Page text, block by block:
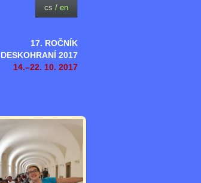
17. ROČNÍK
DESKOHRANÍ 2017
14.–22. 10. 2017
cs / en